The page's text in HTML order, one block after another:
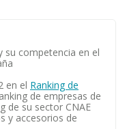
su competencia en el
en el Ranking de
de empresas de
de su sector CNAE
y accesorios de